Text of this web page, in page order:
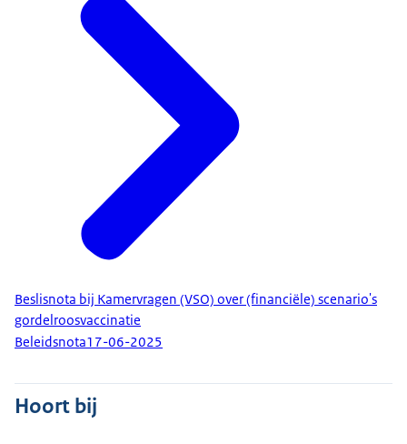
Beslisnota bij Kamervragen (VSO) over (financiële) scenario's
gordelroosvaccinatie
Beleidsnota17-06-2025
Hoort bij